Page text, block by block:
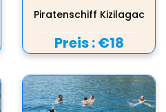
Piratenschiff Kizilagac
Preis :€18